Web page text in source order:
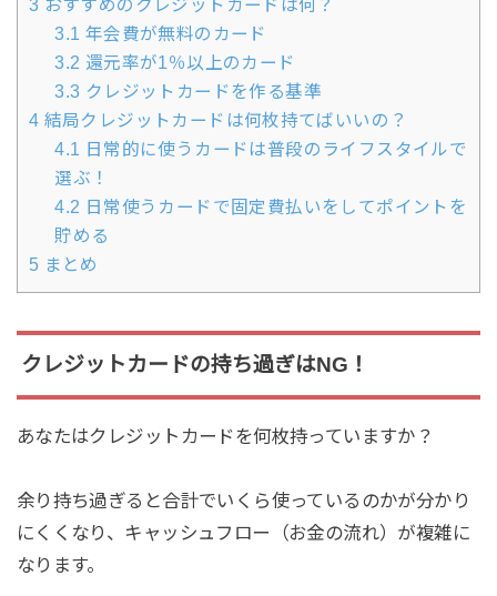
3 おすすめのクレジットカードは何？
3.1 年会費が無料のカード
3.2 還元率が1％以上のカード
3.3 クレジットカードを作る基準
4 結局クレジットカードは何枚持てばいいの？
4.1 日常的に使うカードは普段のライフスタイルで
選ぶ！
4.2 日常使うカードで固定費払いをしてポイントを
貯める
5 まとめ
クレジットカードの持ち過ぎはNG！
あなたはクレジットカードを何枚持っていますか？
余り持ち過ぎると合計でいくら使っているのかが分かり
にくくなり、キャッシュフロー（お金の流れ）が複雑に
なります。